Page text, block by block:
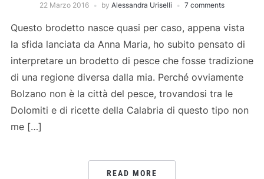
22 Marzo 2016 by Alessandra Uriselli 7 comments
Questo brodetto nasce quasi per caso, appena vista
la sfida lanciata da Anna Maria, ho subito pensato di
interpretare un brodetto di pesce che fosse tradizione
di una regione diversa dalla mia. Perché ovviamente
Bolzano non è la città del pesce, trovandosi tra le
Dolomiti e di ricette della Calabria di questo tipo non
me […]
READ MORE